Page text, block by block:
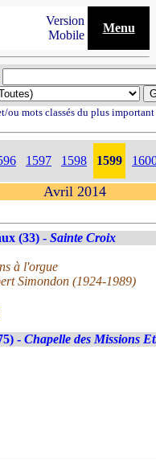
Version
Mobile
Menu
ou mots classés du plus
1597 1598 1599
Avril 2014
(33) - Sainte Croix
à l'orgue
Simondon (1924-1989)
- Chapelle des Missions